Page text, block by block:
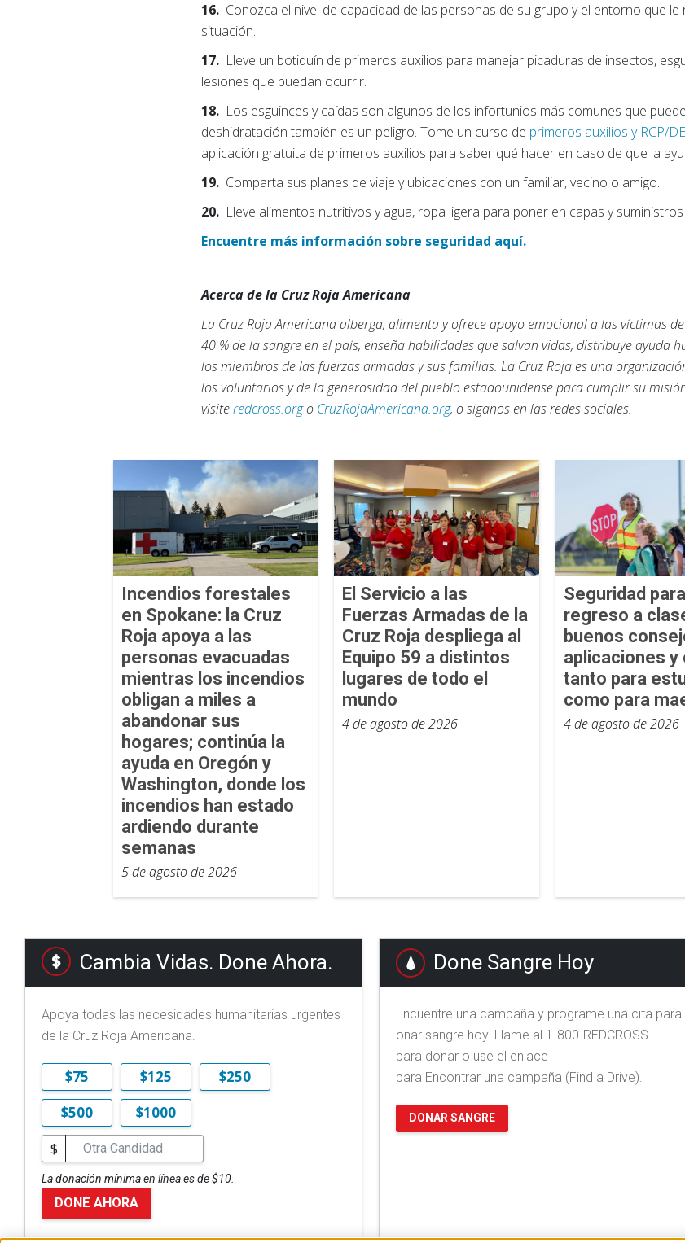
16. Conozca el nivel de capacidad de las personas de su grupo y el entorno que
situación.
17. Lleve un botiquín de primeros auxilios para manejar picaduras de insectos,
lesiones que puedan ocurrir.
18. Los esguinces y caídas son algunos de los infortunios más comunes que
deshidratación también es un peligro. Tome un curso de primeros auxilios y RCP/
aplicación gratuita de primeros auxilios para saber qué hacer en caso de que la
19. Comparta sus planes de viaje y ubicaciones con un familiar, vecino o amigo.
20. Lleve alimentos nutritivos y agua, ropa ligera para poner en capas y
Encuentre más información sobre seguridad aquí.
Acerca de la Cruz Roja Americana
La Cruz Roja Americana alberga, alimenta y ofrece apoyo emocional a las víctimas
40 % de la sangre en el país, enseña habilidades que salvan vidas, distribuye ayuda
los miembros de las fuerzas armadas y sus familias. La Cruz Roja es una
los voluntarios y de la generosidad del pueblo estadounidense para cumplir su
visiteredcross.orgo CruzRojaAmericana.org, o síganos en las redes sociales.
Incendios forestales
en Spokane: la Cruz
Roja apoya a las
personas evacuadas
mientras los incendios
obligan a miles a
abandonar sus
hogares; continúa la
ayuda en Oregón y
Washington, donde los
incendios han estado
ardiendo durante
semanas
5 de agosto de 2026
El Servicio a las
Fuerzas Armadas de la
Cruz Roja despliega al
Equipo 59 a distintos
lugares de todo el
mundo
4 de agosto de 2026
Seguridad
regreso a
buenos
aplicaciones y
tanto para
como para
4 de agosto de 2026
Cambia Vidas. Done Ahora.
Apoya todas las necesidades humanitarias urgentes
de la Cruz Roja Americana.
$75 $125
$250
$500
$1000
$
La donación mínima en línea es de $10.
DONE AHORA
Done Sangre Hoy
Encuentre una campaña y programe una cita para
onar sangre hoy. Llame al 1-800-REDCROSS
para donar o use el enlace
para Encontrar una campaña (Find a Drive).
DONAR SANGRE